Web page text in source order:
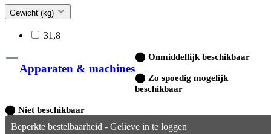
Gewicht (kg)
31,8
Apparaten & machines
⬤ Onmiddellijk beschikbaar
⬤ Zo spoedig mogelijk
beschikbaar
⬤ Niet beschikbaar
Beperkte bestelbaarheid - Gelieve in te loggen